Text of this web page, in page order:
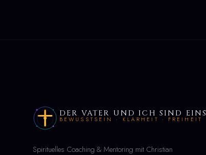
DER VATER UND ICH SIND EINS
BEWUSSTSEIN · KLARHEIT · FREIHEIT
Spirituelles Coaching & Mentoring mit Christian